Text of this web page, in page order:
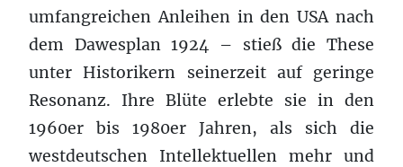
umfangreichen Anleihen in den USA nach
dem Dawesplan 1924 – stieß die These
unter Historikern seinerzeit auf geringe
Resonanz. Ihre Blüte erlebte sie in den
1960er bis 1980er Jahren, als sich die
westdeutschen Intellektuellen mehr und